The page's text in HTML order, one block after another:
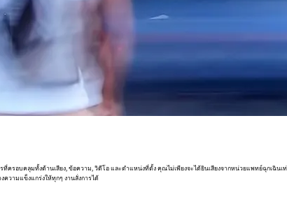
ครอบคลุมทั้งด้านเสียง, ข้อความ, วิดีโอ และตำแหน่งที่ตั้ง คุณไม่เพียงจะได้ยินเสียงจากหน่วยแพทย์ฉุกเฉิน
วามแข็งแกร่งให้ทุกๆ งานสั่งการได้